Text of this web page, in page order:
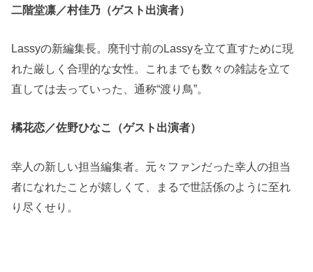
二階堂凛／村佳乃（ゲスト出演者）
Lassyの新編集長。廃刊寸前のLassyを立て直すために現
れた厳しく合理的な女性。これまでも数々の雑誌を立て
直しては去っていった、通称“渡り鳥”。
橘花恋／佐野ひなこ（ゲスト出演者）
幸人の新しい担当編集者。元々 ファンだった幸人の担当
者になれたことが嬉しくて、まるで世話係のように至れ
り尽くせり 。